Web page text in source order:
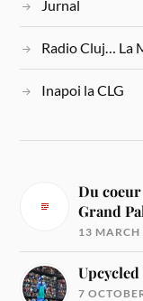
Jurnal
Radio Cluj… La
Inapoi la CLG
Du coeur
Grand
13 MARCH
Upcycled
7